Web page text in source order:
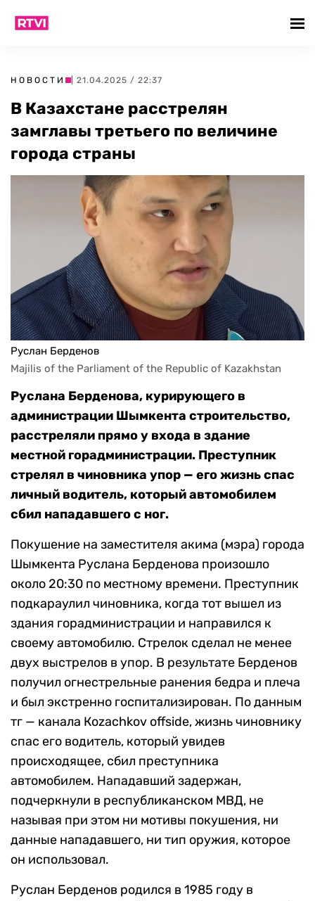
НОВОСТИ | 21.04.2025 / 22:37
В Казахстане расстрелян
замглавы третьего по величине
города страны
Руслан Берденов
Majilis of the Parliament of the Republic of Kazakhstan
Руслана Берденова, курирующего в
администрации Шымкента строительство,
расстреляли прямо у входа в здание
местной горадминистрации. Преступник
стрелял в чиновника упор — его жизнь спас
личный водитель, который автомобилем
сбил нападавшего с ног.
Покушение на заместителя акима (мэра) города
Шымкента Руслана Берденова произошло
около 20:30 по местному времени. Преступник
подкараулил чиновника, когда тот вышел из
здания горадминистрации и направился к
своему автомобилю. Стрелок сделал не менее
двух выстрелов в упор. В результате Берденов
получил огнестрельные ранения бедра и плеча
и был экстренно госпитализирован. По данным
тг — канала Коzachkov offside, жизнь чиновнику
спас его водитель, который увидев
происходящее, сбил преступника
автомобилем. Нападавший задержан,
подчеркнули в республиканском МВД, не
называя при этом ни мотивы покушения, ни
данные нападавшего, ни тип оружия, которое
он использовал.
Руслан Берденов родился в 1985 году в